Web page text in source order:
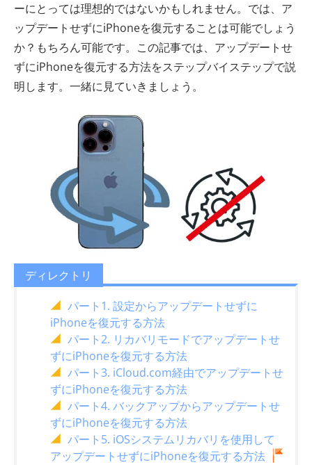
ーにとっては理想的ではないかもしれません。では、ア
ップデートせずにiPhoneを復元することは可能でしょう
か？もちろん可能です。この記事では、アップデートせ
ずにiPhoneを復元する方法をステップバイステップで説
明します。一緒に見ていきましょう。
ディレクトリ
パート1. 設定からアップデートせずに
iPhoneを復元する方法
パート2. リカバリモードでアップデートせ
ずにiPhoneを復元する方法
パート3. iCloud.com経由でアップデートせ
ずにiPhoneを復元する方法
パート4. バックアップからアップデートせ
ずにiPhoneを復元する方法
パート5. iOSシステムリカバリを使用して
アップデートせずにiPhoneを復元する方法